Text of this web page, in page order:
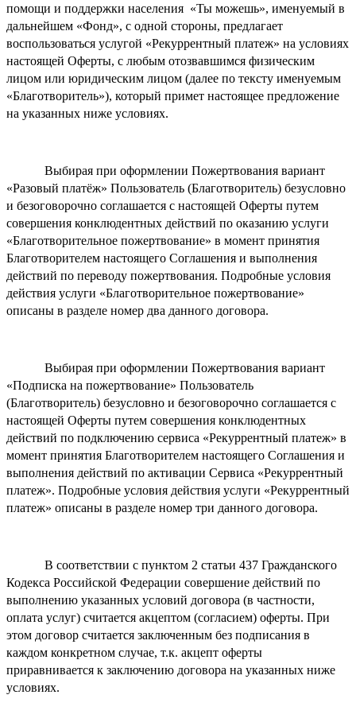
помощи и поддержки населения «Ты можешь», именуемый в
дальнейшем «Фонд», с одной стороны, предлагает
воспользоваться услугой «Рекуррентный платеж» на условиях
настоящей Оферты, с любым отозвавшимся физическим
лицом или юридическим лицом (далее по тексту именуемым
«Благотворитель»), который примет настоящее предложение
на указанных ниже условиях.
Выбирая при оформлении Пожертвования вариант
«Разовый платёж» Пользователь (Благотворитель) безусловно
и безоговорочно соглашается с настоящей Оферты путем
совершения конклюдентных действий по оказанию услуги
«Благотворительное пожертвование» в момент принятия
Благотворителем настоящего Соглашения и выполнения
действий по переводу пожертвования. Подробные условия
действия услуги «Благотворительное пожертвование»
описаны в разделе номер два данного договора.
Выбирая при оформлении Пожертвования вариант
«Подписка на пожертвование» Пользователь
(Благотворитель) безусловно и безоговорочно соглашается с
настоящей Оферты путем совершения конклюдентных
действий по подключению сервиса «Рекуррентный платеж» в
момент принятия Благотворителем настоящего Соглашения и
выполнения действий по активации Сервиса «Рекуррентный
платеж». Подробные условия действия услуги «Рекуррентный
платеж» описаны в разделе номер три данного договора.
В соответствии с пунктом 2 статьи 437 Гражданского
Кодекса Российской Федерации совершение действий по
выполнению указанных условий договора (в частности,
оплата услуг) считается акцептом (согласием) оферты. При
этом договор считается заключенным без подписания в
каждом конкретном случае, т.к. акцепт оферты
приравнивается к заключению договора на указанных ниже
условиях.